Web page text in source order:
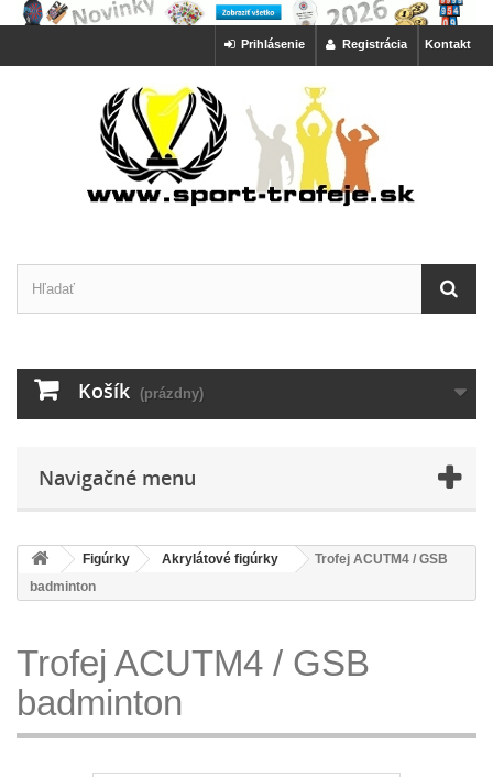
Kontakt
Registrácia
Prihlásenie
Košík (prázdny)
Navigačné menu
Figúrky Akrylátové figúrky
Trofej ACUTM4 / GSB
badminton
Trofej ACUTM4 / GSB
badminton